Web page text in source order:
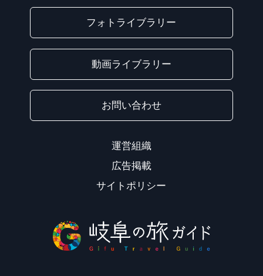
フォトライブラリー
動画ライブラリー
お問い合わせ
運営組織
広告掲載
サイトポリシー